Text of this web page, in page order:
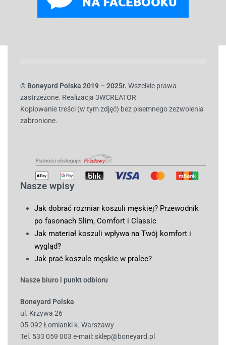
© Boneyard Polska 2019 – 2025r. Wszelkie prawa
zastrzeżone. Realizacja 3WCREATOR
Kopiowanie treści (w tym zdjęć) bez pisemnego zezwolenia
zabronione.
Nasze wpisy
Jak dobrać rozmiar koszuli męskiej? Przewodnik
po fasonach Slim, Comfort i Classic
Jak materiał koszuli wpływa na Twój komfort i
wygląd?
Jak prać koszule męskie w pralce?
Nasze biuro i punkt odbioru
Boneyard Polska
ul. Krzywa 26
05-092 Łomianki k. Warszawy
Tel. 533 059 003 e-mail: sklep@boneyard.pl